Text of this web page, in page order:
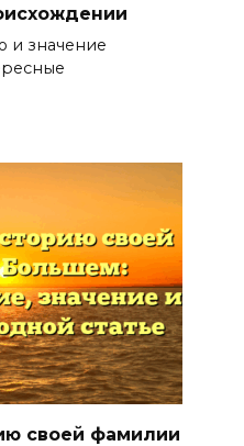
и значение
своей фамилии